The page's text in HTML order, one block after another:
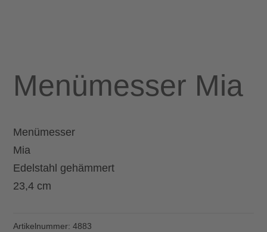
Menümesser Mia
Menümesser
Mia
Edelstahl gehämmert
23,4 cm
Artikelnummer:4883